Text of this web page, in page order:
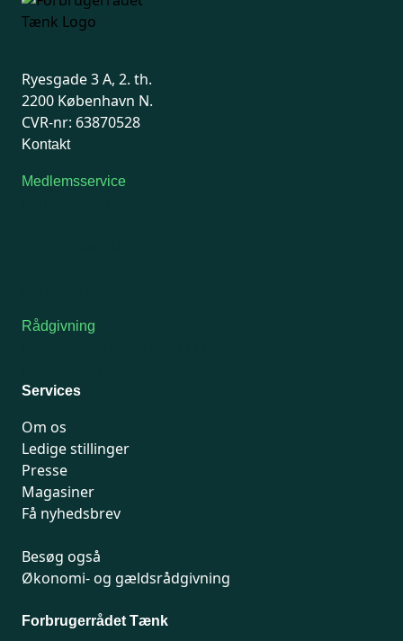
Ryesgade 3 A, 2. th.
2200 København N.
CVR-nr: 63870528
Kontakt
Medlemsservice
Rådgivning
Services
Om os
Ledige stillinger
Presse
Magasiner
Få nyhedsbrev
Besøg også
Økonomi- og gældsrådgivning
Forbrugerrådet Tænk